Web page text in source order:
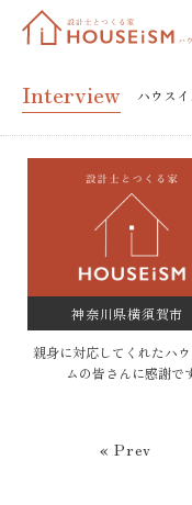
Interview ハウス
神奈川県横須賀
親身に対応してくれたハ
ムの皆さんに感謝で
« Prev